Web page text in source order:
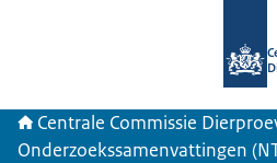
Centrale Commissie
Onderzoekssamenvattingen